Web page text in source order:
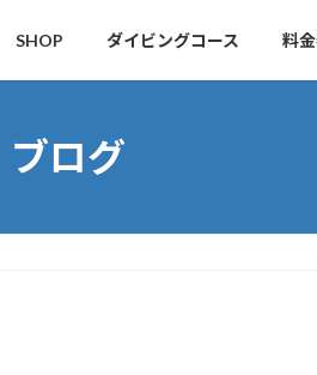
SHOP ダイビングコース 料
ブログ